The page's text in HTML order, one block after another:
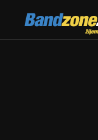
Bandzone.cz
žijeme hudbou